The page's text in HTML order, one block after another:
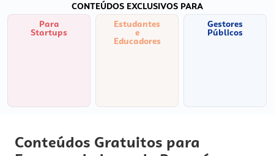
CONTEÚDOS EXCLUSIVOS PARA
Para
Startups
Estudantes
e
Educadores
Gestores
Públicos
Conteúdos Gratuitos para